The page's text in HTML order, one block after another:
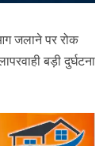
जलाने पर रोक
बड़ी दुर्घटना